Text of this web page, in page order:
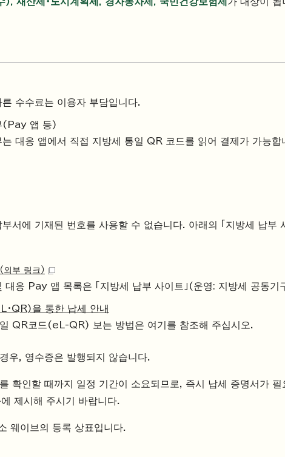
수수료는 이용자 부담입니다.
(Pay 앱 등)
대응 앱에서 직접 지방세 통일 QR 코드를 읽어 결제가 가능합
서에 기재된 번호를 사용할 수 없습니다. 아래의 「지방세 납부
（외부 링크）
대응 Pay 앱 목록은 「지방세 납부 사이트」(운영: 지방세 공동
QR)을 통한 납세 안내
QR코드(eL-QR) 보는 방법은 여기를 참조해 주십시오.
우, 영수증은 발행되지 않습니다.
를 확인할 때까지 일정 기간이 소요되므로, 즉시 납세 증명서가
제시해 주시기 바랍니다.
웨이브의 등록 상표입니다.